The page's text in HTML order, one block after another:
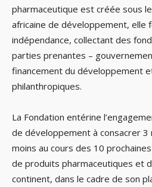
pharmaceutique est créée sous
africaine de développement, elle
indépendance, collectant des
parties prenantes –
financement du développement
philanthropiques.
La Fondation entérine
de développement à consacrer 3
moins au cours des 10
de produits pharmaceutiques et
continent, dans le cadre de son